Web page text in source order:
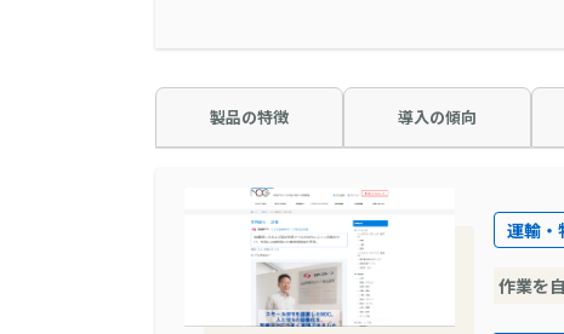
製品の特徴 導入の傾向
運輸・
作業を